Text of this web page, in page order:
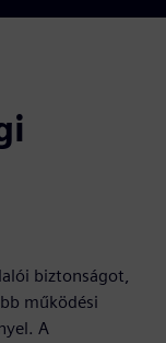
biztonságot,
működési
A